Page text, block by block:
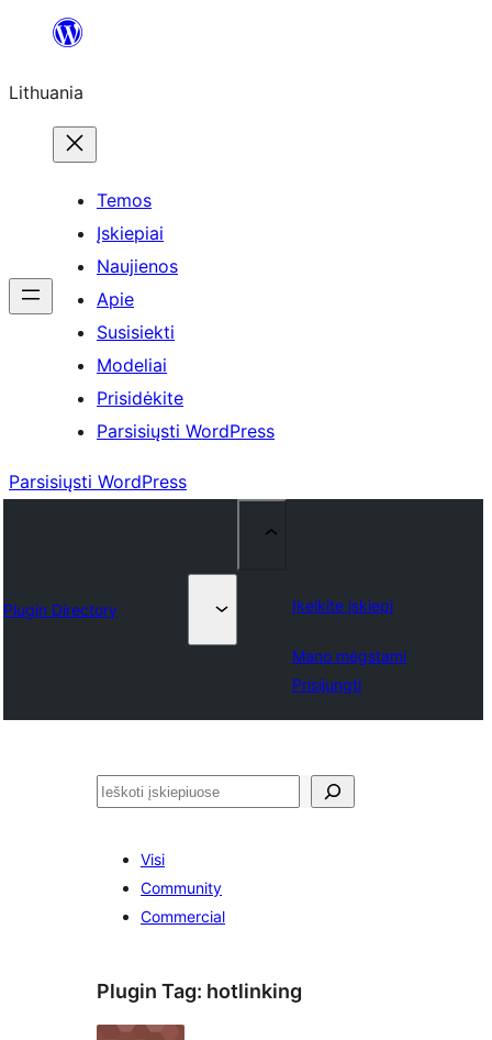
turinio
Lithuania
Temos
Įskiepiai
Naujienos
Apie
Susisiekti
Modeliai
Prisidėkite
Parsisiųsti WordPress
Parsisiųsti WordPress
Plugin Directory Įkelkite įskiepį
Mano mėgstami
Prisijungti
Paieška
Visi
Community
Commercial
Plugin Tag: hotlinking